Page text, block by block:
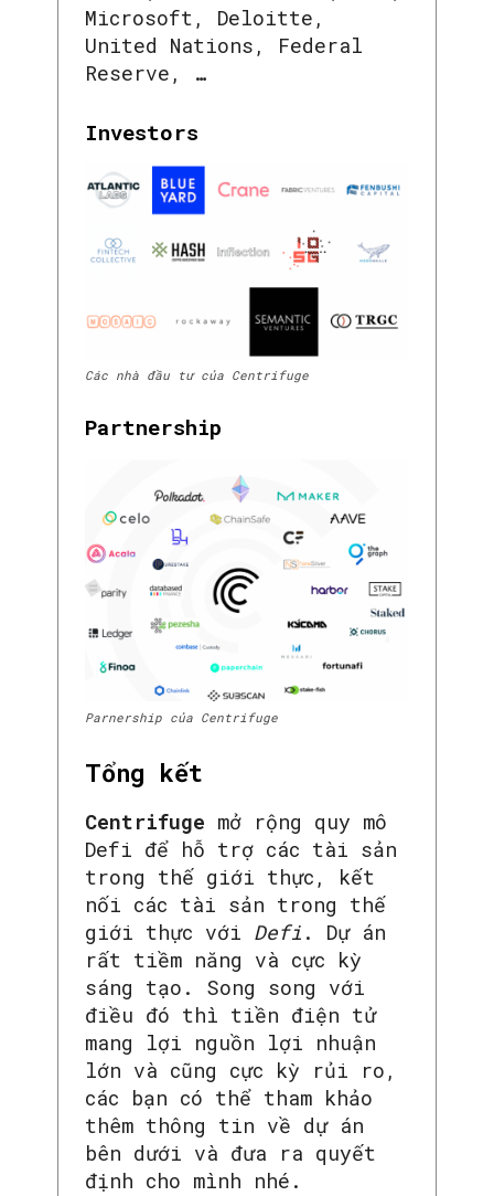
SEARCH...
Microsoft, Deloitte,
United Nations, Federal
Reserve, …
Investors
Các nhà đầu tư của Centrifuge
Partnership
Parnership của Centrifuge
Tổng kết
Centrifuge mở rộng quy mô
Defi để hỗ trợ các tài sản
trong thế giới thực, kết
nối các tài sản trong thế
giới thực với Defi . Dự án
rất tiềm năng và cực kỳ
sáng tạo. Song song với
điều đó thì tiền điện tử
mang lợi nguồn lợi nhuận
lớn và cũng cực kỳ rủi ro,
các bạn có thể tham khảo
thêm thông tin về dự án
bên dưới và đưa ra quyết
định cho mình nhé.